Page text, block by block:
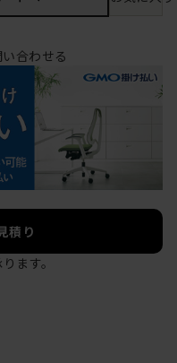
合わせる
積り
ます。